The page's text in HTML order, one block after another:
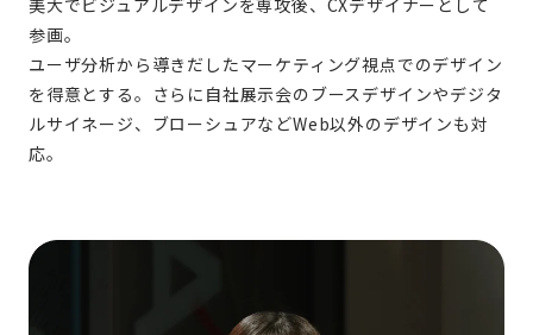
美大でビジュアルデザインを専攻後、CXデザイナーとして
参画。​
ユーザ分析から導きだしたマーケティング視点でのデザイン
を得意とする。さらに自社展示会のブースデザインやデジタ
ルサイネージ、ブローシュアなどWeb以外のデザインも対
応。​